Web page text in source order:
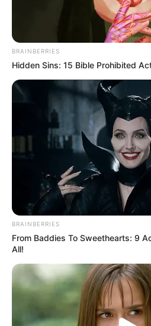
BRAINBERRIES
Hidden Sins: 15 Bible Prohibited
BRAINBERRIES
From Baddies To Sweethearts: 9
All!